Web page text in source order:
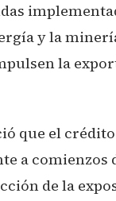
y la
la
que el
a comienzos
de la